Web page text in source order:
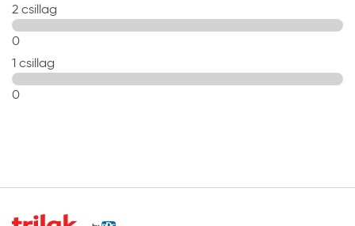
2 csillag
0
1 csillag
0